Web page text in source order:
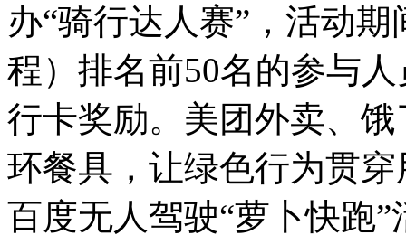
办“骑行达人赛”，活动
程）排名前50名的参与
行卡奖励。美团外卖、
环餐具，让绿色行为贯
百度无人驾驶“萝卜快跑